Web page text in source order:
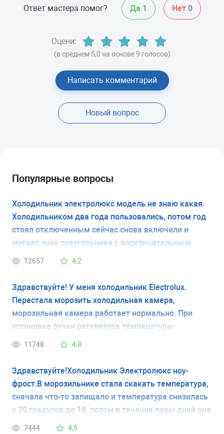
Ответ мастера помог? Да 1 Нет 0
Оцени:
(в среднем 5,0 на основе 9 голосов)
Написать комментарий
Новый вопрос
Популярные вопросы
Холодильник электролюкс модель не знаю какая.
Холодильником два года пользовались, потом год
стоял отключенным сейчас снова включили и
мигает знак треугольника с восклицательным
знаком и температура тоже минус 18 мигает и
это такое и как это устранить?
12657 4,2
Здравствуйте! У меня холодильник Electrolux.
Перестала морозить холодильная камера,
морозильная камера работает нормально. При
установке ручки регулятора температуры
холодильной камеры в максимальное положение и
работать, морозит продолжительное время, после
чего выключается (температура опускается до
очень низкой - перемораживает продукты).
Самостоятельно холодильная камера снова не
причину неисправности и ориентировочную
11748 4,8
Здравствуйте!Холодильник Электролюкс ноу-
фрост.В морозильнике стала скакать температура,
сначала что-то запищало и температура снизилась
с 20 градусов до 18, потом в течение пары дней она
то повышалась, то понижалась от -17 до -14,
7444 4,9